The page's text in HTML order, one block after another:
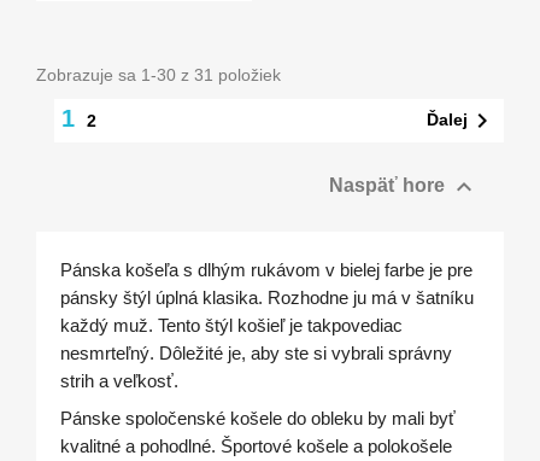
Zobrazuje sa 1-30 z 31 položiek
1 2 Ďalej 
Naspäť hore 
Pánska košeľa s dlhým rukávom v bielej farbe je pre
pánsky štýl úplná klasika. Rozhodne ju má v šatníku
každý muž. Tento štýl košieľ je takpovediac
nesmrteľný. Dôležité je, aby ste si vybrali správny
strih a veľkosť.
Pánske spoločenské košele do obleku by mali byť
kvalitné a pohodlné. Športové košele a polokošele